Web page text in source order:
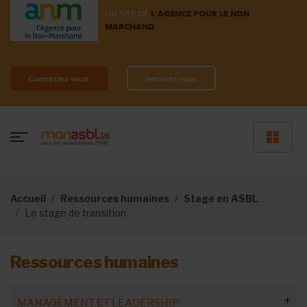
UN SITE DE L'AGENCE POUR LE NON
MARCHAND
Connectez-vous Inscrivez-vous
Accueil Ressources humaines
Stage en ASBL
Le stage de transition
Ressources humaines
MANAGEMENT ET LEADERSHIP